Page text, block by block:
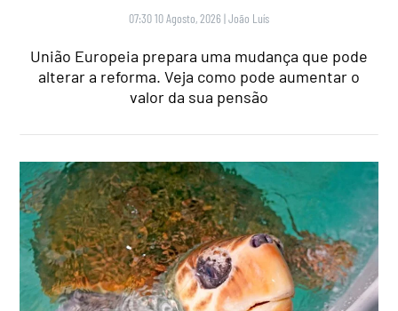
07:30 10 Agosto, 2026 |João Luís
União Europeia prepara uma mudança que pode
alterar a reforma. Veja como pode aumentar o
valor da sua pensão